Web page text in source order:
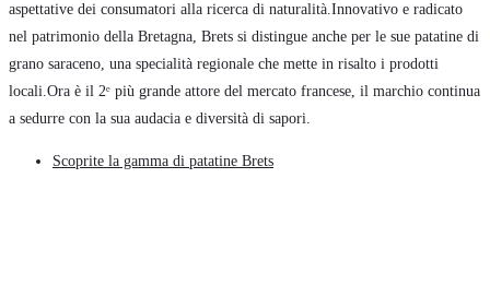
aspettative dei consumatori alla ricerca di naturalità.Innovativo e radicato
nel patrimonio della Bretagna, Brets si distingue anche per le sue patatine di
grano saraceno, una specialità regionale che mette in risalto i prodotti
locali.Ora è il 2ᵉ più grande attore del mercato francese, il marchio continua
a sedurre con la sua audacia e diversità di sapori.
Scoprite la gamma di patatine Brets